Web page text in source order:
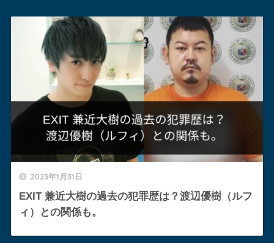
2023年1月31日
EXIT 兼近大樹の過去の犯罪歴は？渡辺優樹（ルフ
ィ）との関係も。